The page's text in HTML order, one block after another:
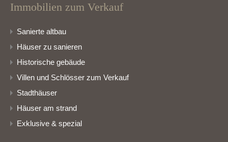
Immobilien zum Verkauf
Sanierte altbau
Häuser zu sanieren
Historische gebäude
Villen und Schlösser zum Verkauf
Stadthäuser
Häuser am strand
Exklusive & spezial